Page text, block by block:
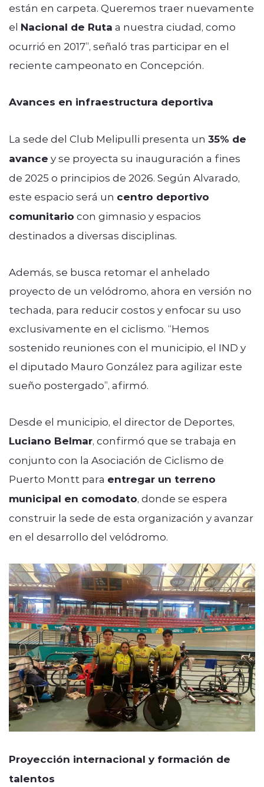
están en carpeta. Queremos traer nuevamente
el Nacional de Ruta a nuestra ciudad, como
ocurrió en 2017”, señaló tras participar en el
reciente campeonato en Concepción.
Avances en infraestructura deportiva
La sede del Club Melipulli presenta un 35% de
avance y se proyecta su inauguración a fines
de 2025 o principios de 2026. Según Alvarado,
este espacio será un centro deportivo
comunitario con gimnasio y espacios
destinados a diversas disciplinas.
Además, se busca retomar el anhelado
proyecto de un velódromo, ahora en versión no
techada, para reducir costos y enfocar su uso
exclusivamente en el ciclismo. “Hemos
sostenido reuniones con el municipio, el IND y
el diputado Mauro González para agilizar este
sueño postergado”, afirmó.
Desde el municipio, el director de Deportes,
Luciano Belmar, confirmó que se trabaja en
conjunto con la Asociación de Ciclismo de
Puerto Montt para entregar un terreno
municipal en comodato, donde se espera
construir la sede de esta organización y avanzar
en el desarrollo del velódromo.
Proyección internacional y formación de
talentos